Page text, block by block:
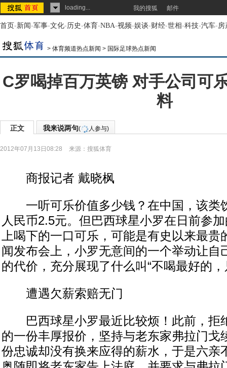
loading... 我的搜狐 邮件
首页-新闻-军事-文化-历史-体育-NBA-视频-娱谈-财经-世相-科技-汽车-房
> 体育频道热点新闻 > 国际足球热点新闻
C罗喝掉百万英镑 对手公司可
料
正文 我来说两句( 人参与)
2012年07月13日08:28 来源： 搜狐体育
商报记者 戴晓枫
一听可乐价值多少钱？在中国，该类
人民币2.5元。但巴西球星小罗在日前参
上喝下的一口可乐，可能是有史以来最贵
闻发布会上，小罗无意间的一个举动让自
的代价，充分展现了什么叫“不喝最好的
遭遇欠薪索赔无门
巴西球星小罗最近比较烦！此前，拒
的一份丰厚报价，坚持与老东家弗拉门戈
份忠诚却没有换来应得的薪水，于是六亲